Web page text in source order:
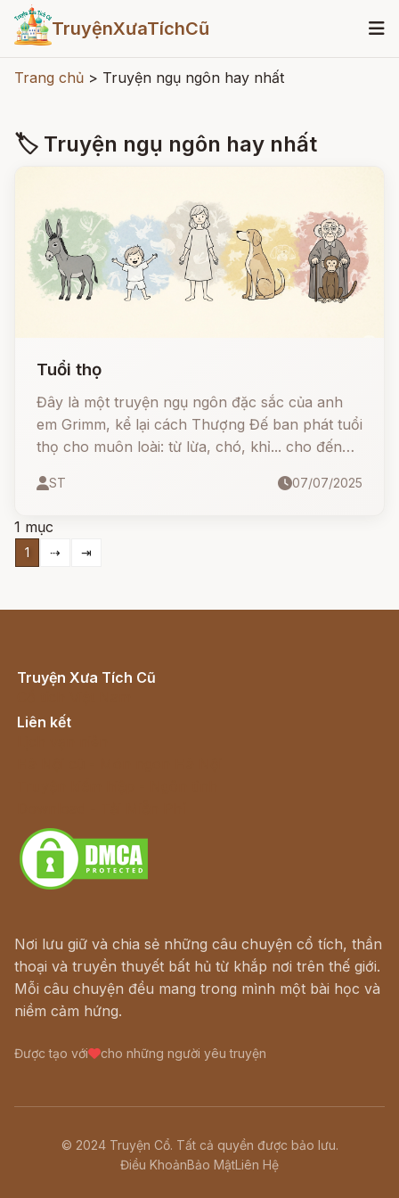
TruyệnXưaTíchCũ
Trang chủ > Truyện ngụ ngôn hay nhất
🏷 Truyện ngụ ngôn hay nhất
Tuổi thọ
Đây là một truyện ngụ ngôn đặc sắc của anh
em Grimm, kể lại cách Thượng Đế ban phát tuổi
thọ cho muôn loài: từ lừa, chó, khỉ... cho đến
người lại là... sự cộng dồn của những năm lừa
ST 07/07/2025
1 mục
1 ⇢ ⇥
Truyện Xưa Tích Cũ
Liên kết
Nơi lưu giữ và chia sẻ những câu chuyện cổ tích, thần
thoại và truyền thuyết bất hủ từ khắp nơi trên thế giới.
Mỗi câu chuyện đều mang trong mình một bài học và
niềm cảm hứng.
Được tạo với cho những người yêu truyện
© 2024 Truyện Cổ. Tất cả quyền được bảo lưu.
Điều KhoảnBảo MậtLiên Hệ